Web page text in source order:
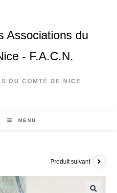
Associations du
- F.A.C.N.
DU COMTÉ DE NICE
MENU
Produit suivant